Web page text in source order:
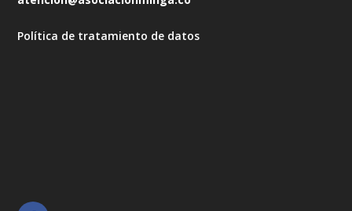
Política de tratamiento de datos